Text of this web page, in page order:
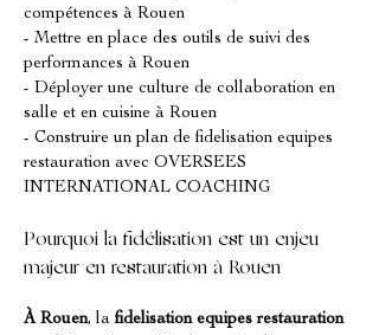
compétences à Rouen
- Mettre en place des outils de suivi des
performances à Rouen
- Déployer une culture de collaboration en
salle et en cuisine à Rouen
- Construire un plan de fidelisation equipes
restauration avec OVERSEES
INTERNATIONAL COACHING
Pourquoi la fidélisation est un enjeu
majeur en restauration à Rouen
À Rouen, la fidelisation equipes restauration